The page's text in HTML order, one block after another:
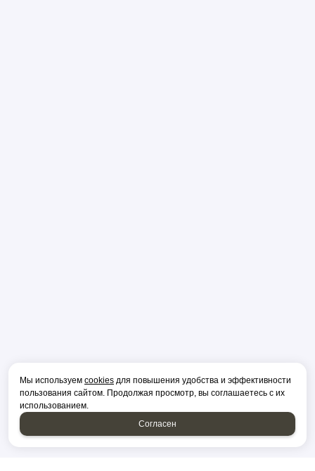
Мы используем cookies для повышения удобства и эффективности
пользования сайтом. Продолжая просмотр, вы соглашаетесь с их
использованием.
Согласен